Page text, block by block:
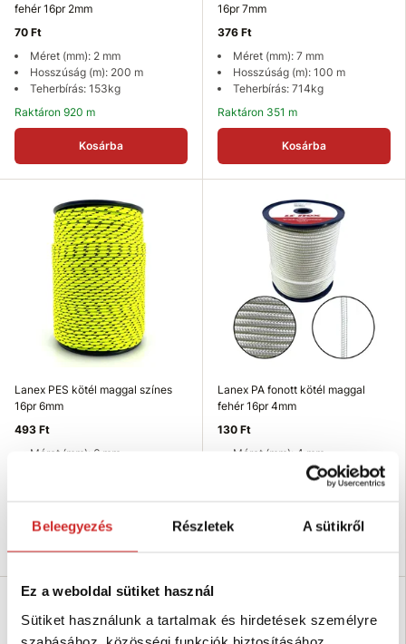
Beleegyezés Részletek A sütikről
Ez a weboldal sütiket használ
Sütiket használunk a tartalmak és hirdetések személyre
szabásához, közösségi funkciók biztosításához,
fehér 16pr 2mm
70 Ft
Méret (mm): 2 mm
Hosszúság (m): 200 m
Teherbírás: 153kg
Raktáron 920 m
Kosárba
16pr 7mm
376 Ft
Méret (mm): 7 mm
Hosszúság (m): 100 m
Teherbírás: 714kg
Raktáron 351 m
Kosárba
Lanex PES kötél maggal színes
16pr 6mm
493 Ft
Méret (mm): 6 mm
Lanex PA fonott kötél maggal
fehér 16pr 4mm
130 Ft
Méret (mm): 4 mm
Hosszúság (m): 200 m
Teherbírás: 300kg